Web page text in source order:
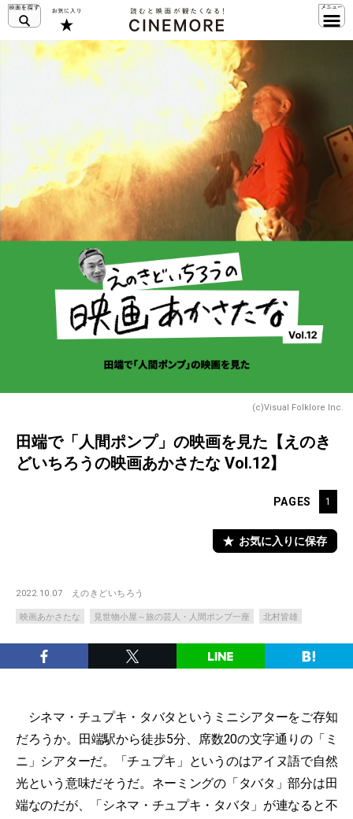
(c)Visual Folklore Inc.
田端で「人間ポンプ」の映画を見た【えのき
どいちろうの映画あかさたな Vol.12】
PAGES 1
お気に入りに保存
2022.10.07 えのきどいちろう
映画あかさたな 見世物小屋～旅の芸人・人間ポンプ一座 北村皆雄
シネマ・チュプキ・タバタというミニシアターをご存知
だろうか。田端駅から徒歩5分、席数20の文字通りの「ミ
ニ」シアターだ。「チュプキ」というのはアイヌ語で自然
光という意味だそうだ。ネーミングの「タバタ」部分は田
端なのだが、「シネマ・チュプキ・タバタ」が連なると不